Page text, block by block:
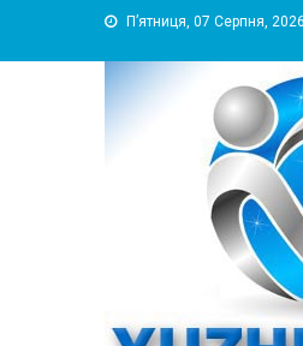
П’ятниця, 07 Серпня, 2026
информационный